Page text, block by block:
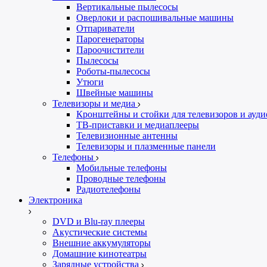
Вертикальные пылесосы
Оверлоки и распошивальные машины
Отпариватели
Парогенераторы
Пароочистители
Пылесосы
Роботы-пылесосы
Утюги
Швейные машины
Телевизоры и медиа
Кронштейны и стойки для телевизоров и
ТВ-приставки и медиаплееры
Телевизионные антенны
Телевизоры и плазменные панели
Телефоны
Мобильные телефоны
Проводные телефоны
Радиотелефоны
Электроника
DVD и Blu-ray плееры
Акустические системы
Внешние аккумуляторы
Домашние кинотеатры
Зарядные устройства